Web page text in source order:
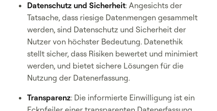
Datenschutz und Sicherheit: Angesichts der
Tatsache, dass riesige Datenmengen gesammelt
werden, sind Datenschutz und Sicherheit der
Nutzer von höchster Bedeutung. Datenethik
stellt sicher, dass Risiken bewertet und minimiert
werden, und bietet sichere Lösungen für die
Nutzung der Datenerfassung.
Transparenz: Die informierte Einwilligung ist ein